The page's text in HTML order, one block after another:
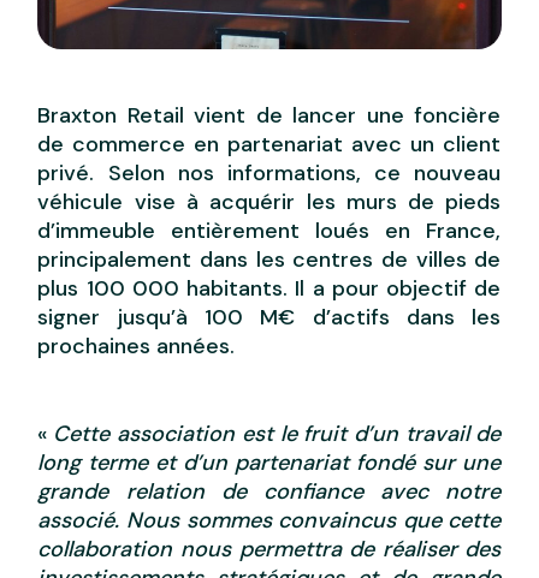
Braxton Retail vient de lancer une foncière
de commerce en partenariat avec un client
privé. Selon nos informations, ce nouveau
véhicule vise à acquérir les murs de pieds
d’immeuble entièrement loués en France,
principalement dans les centres de villes de
plus 100 000 habitants. Il a pour objectif de
signer jusqu’à 100 M€ d’actifs dans les
prochaines années.
« Cette association est le fruit d’un travail de
long terme et d’un partenariat fondé sur une
grande relation de confiance avec notre
associé. Nous sommes convaincus que cette
collaboration nous permettra de réaliser des